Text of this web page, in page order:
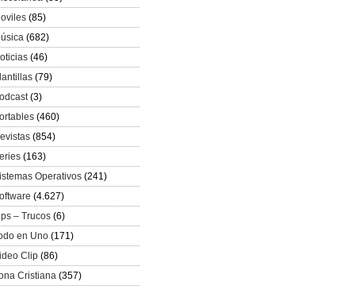
(85)
(682)
(46)
(79)
(3)
(460)
(854)
(163)
Operativos (241)
(4.627)
– Trucos (6)
en Uno (171)
Clip (86)
Cristiana (357)